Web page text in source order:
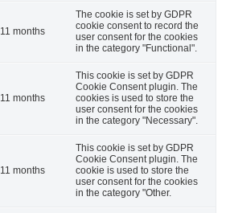
11 months
The cookie is set by GDPR
cookie consent to record the
user consent for the cookies
in the category "Functional".
11 months
This cookie is set by GDPR
Cookie Consent plugin. The
cookies is used to store the
user consent for the cookies
in the category "Necessary".
11 months
This cookie is set by GDPR
Cookie Consent plugin. The
cookie is used to store the
user consent for the cookies
in the category "Other.